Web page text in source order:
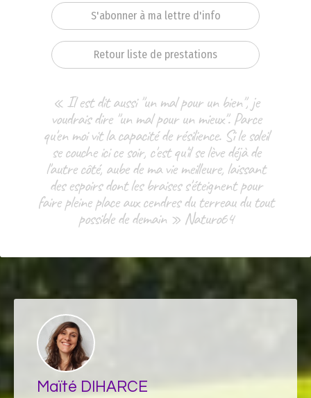
S'abonner à ma lettre d'info
Retour liste de prestations
« Il est dit aussi "un mal pour un bien", je
voudrais dire "un mal pour un mieux". Parce
qu'en moi vit la capacité de résilience. Si le soleil
se couche ici ce soir, c'est qu'il se lève déjà de
l'autre côté, aube de ma vie meilleure, laissant
des espoirs dont les braises s'éteignent pour
faire pleine place aux cendres du terreau du tout
possible de demain » Naturo64
Maïté DIHARCE